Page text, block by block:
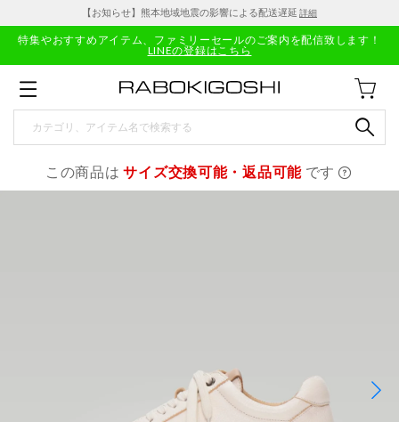
【お知らせ】熊本地域地震の影響による配送遅延 詳細
特集やおすすめアイテム、ファミリーセールのご案内を配信致します！
LINEの登録はこちら
この商品はサイズ交換可能・返品可能 です